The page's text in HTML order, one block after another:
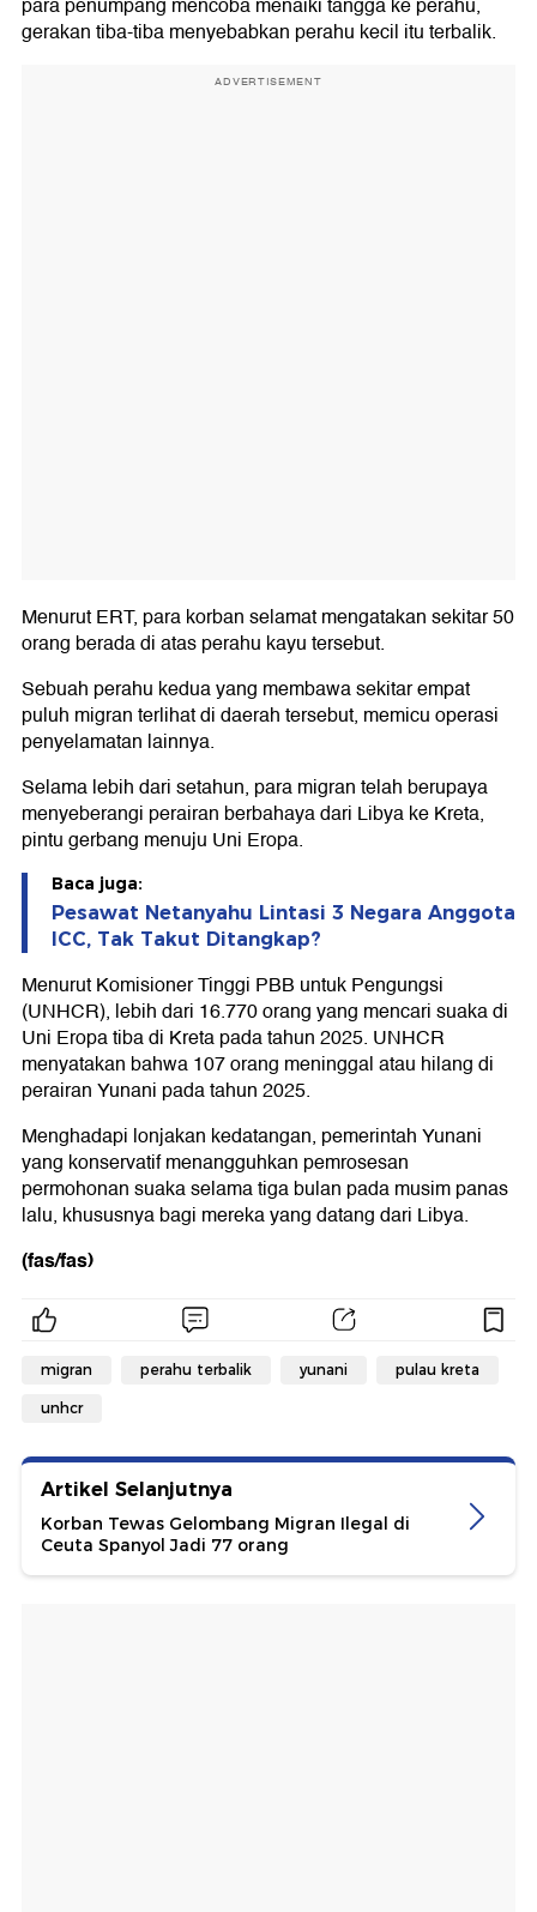
gerakan tiba-tiba menyebabkan perahu kecil itu terbalik.
ADVERTISEMENT
Menurut ERT, para korban selamat mengatakan sekitar 50
orang berada di atas perahu kayu tersebut.
Sebuah perahu kedua yang membawa sekitar empat
puluh migran terlihat di daerah tersebut, memicu operasi
penyelamatan lainnya.
Selama lebih dari setahun, para migran telah berupaya
menyeberangi perairan berbahaya dari Libya ke Kreta,
pintu gerbang menuju Uni Eropa.
Baca juga:
Pesawat Netanyahu Lintasi 3 Negara Anggota
ICC, Tak Takut Ditangkap?
Menurut Komisioner Tinggi PBB untuk Pengungsi
(UNHCR), lebih dari 16.770 orang yang mencari suaka di
Uni Eropa tiba di Kreta pada tahun 2025. UNHCR
menyatakan bahwa 107 orang meninggal atau hilang di
perairan Yunani pada tahun 2025.
Menghadapi lonjakan kedatangan, pemerintah Yunani
yang konservatif menangguhkan pemrosesan
permohonan suaka selama tiga bulan pada musim panas
lalu, khususnya bagi mereka yang datang dari Libya.
(fas/fas)
migran perahu terbalik yunani pulau kreta
unhcr
Artikel Selanjutnya
Korban Tewas Gelombang Migran Ilegal di
Ceuta Spanyol Jadi 77 orang